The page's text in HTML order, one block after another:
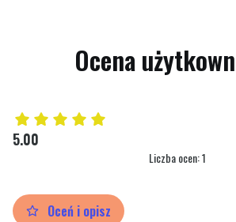
Ocena
5.00
Liczba ocen: 1
Oceń i opisz